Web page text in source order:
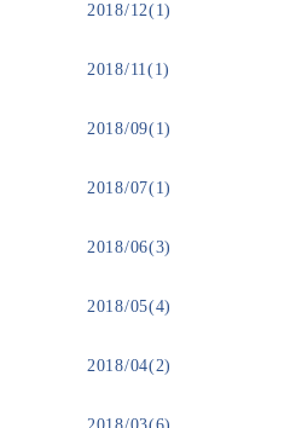
2018/12(1)
2018/11(1)
2018/09(1)
2018/07(1)
2018/06(3)
2018/05(4)
2018/04(2)